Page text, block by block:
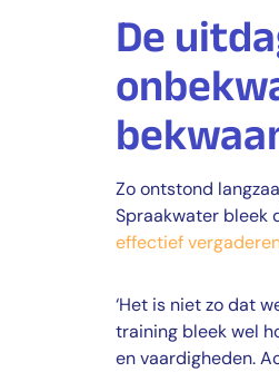
De
Zo ontstond
Spraakwater bleek
effectief
‘Het is niet zo dat
training bleek wel
en vaardigheden.